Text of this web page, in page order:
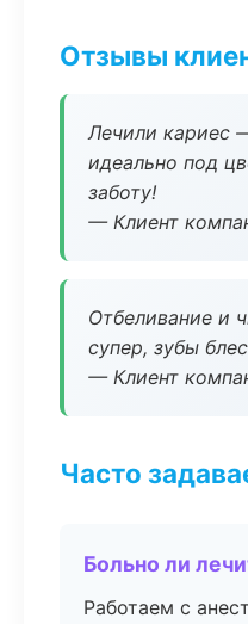
Отзывы
Лечили кариес
идеально под
заботу!
— Клиент
Отбеливание и
супер, зубы
— Клиент
Часто
Больно ли
Работаем с